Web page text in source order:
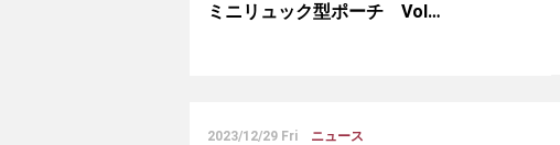
ミニリュック型ポーチ Vol…
2023/12/29 Fri ニュース